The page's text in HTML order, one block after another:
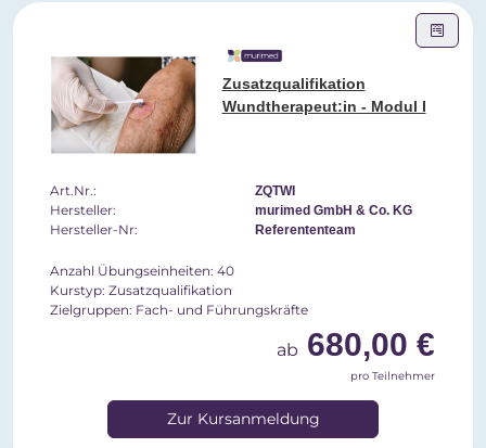
Zusatzqualifikation
Wundtherapeut:in - Modul I
Art.Nr.: ZQTWI
Hersteller: murimed GmbH & Co. KG
Hersteller-Nr: Referententeam
Anzahl Übungseinheiten: 40
Kurstyp: Zusatzqualifikation
Zielgruppen: Fach- und Führungskräfte
ab 680,00 €
pro Teilnehmer
Zur Kursanmeldung